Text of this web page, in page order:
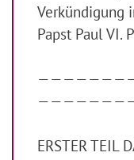
Verkündigung
Papst Paul VI.
ERSTER TEIL